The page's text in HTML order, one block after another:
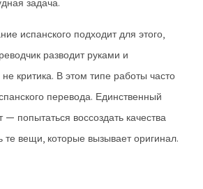
задача.
испанского подходит для этого,
разводит руками и
критика. В этом типе работы часто
перевода. Единственный
— попытаться воссоздать качества
те вещи, которые вызывает оригинал.